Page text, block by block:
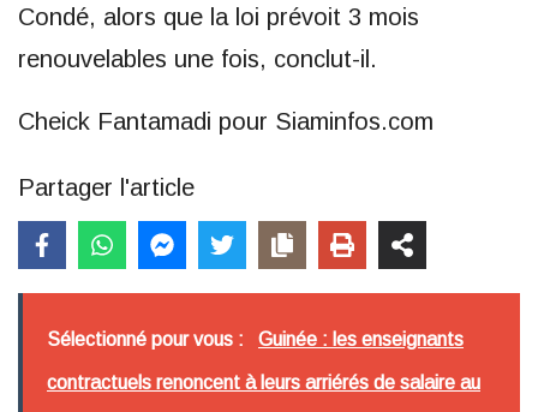
Condé, alors que la loi prévoit 3 mois
renouvelables une fois, conclut-il.
Cheick Fantamadi pour Siaminfos.com
Partager l'article
Sélectionné pour vous : Guinée : les enseignants
contractuels renoncent à leurs arriérés de salaire au